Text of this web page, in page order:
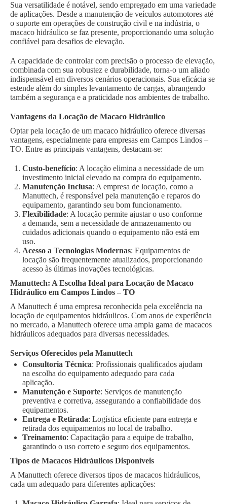
Sua versatilidade é notável, sendo empregado em uma variedade
de aplicações. Desde a manutenção de veículos automotores até
o suporte em operações de construção civil e na indústria, o
macaco hidráulico se faz presente, proporcionando uma solução
confiável para desafios de elevação.
A capacidade de controlar com precisão o processo de elevação,
combinada com sua robustez e durabilidade, torna-o um aliado
indispensável em diversos cenários operacionais. Sua eficácia se
estende além do simples levantamento de cargas, abrangendo
também a segurança e a praticidade nos ambientes de trabalho.
Vantagens da Locação de Macaco Hidráulico
Optar pela locação de um macaco hidráulico oferece diversas
vantagens, especialmente para empresas em Campos Lindos –
TO. Entre as principais vantagens, destacam-se:
Custo-benefício: A locação elimina a necessidade de um
investimento inicial elevado na compra do equipamento.
Manutenção Inclusa: A empresa de locação, como a
Manuttech, é responsável pela manutenção e reparos do
equipamento, garantindo seu bom funcionamento.
Flexibilidade: A locação permite ajustar o uso conforme
a demanda, sem a necessidade de armazenamento ou
cuidados adicionais quando o equipamento não está em
uso.
Acesso a Tecnologias Modernas: Equipamentos de
locação são frequentemente atualizados, proporcionando
acesso às últimas inovações tecnológicas.
Manuttech: A Escolha Ideal para Locação de Macaco
Hidráulico em Campos Lindos – TO
A Manuttech é uma empresa reconhecida pela excelência na
locação de equipamentos hidráulicos. Com anos de experiência
no mercado, a Manuttech oferece uma ampla gama de macacos
hidráulicos adequados para diversas necessidades.
Serviços Oferecidos pela Manuttech
Consultoria Técnica: Profissionais qualificados ajudam
na escolha do equipamento adequado para cada
aplicação.
Manutenção e Suporte: Serviços de manutenção
preventiva e corretiva, assegurando a confiabilidade dos
equipamentos.
Entrega e Retirada: Logística eficiente para entrega e
retirada dos equipamentos no local de trabalho.
Treinamento: Capacitação para a equipe de trabalho,
garantindo o uso correto e seguro dos equipamentos.
Tipos de Macacos Hidráulicos Disponíveis
A Manuttech oferece diversos tipos de macacos hidráulicos,
cada um adequado para diferentes aplicações: